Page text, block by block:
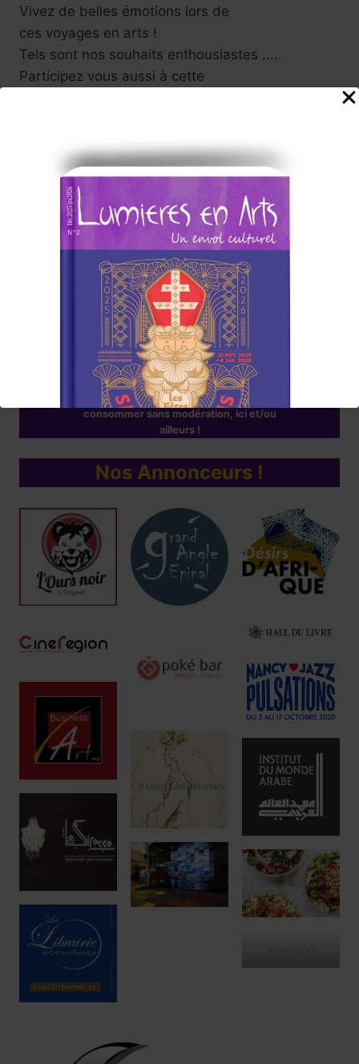
Réservez !
Vivez de belles émotions lors de
ces voyages en arts !
Tels sont nos souhaits enthousiastes ....
Participez vous aussi à cette
Carine, et toute l'équipe
de rédaction du Magazine
Abonnez-vous à la Newsletter
Lumières en Arts
www.lumieresenarts.fr
@lumieresenartsofficiel
« DEMANDEZ LE PROGRAMME »
Chaque mois la rédaction de Lumières en Arts vous proposera
une sélection
d'albums/films/livres/expos/événements coup de cœur à
consommer sans modération, ici et/ou
ailleurs !
Nos Annonceurs !
ono poké